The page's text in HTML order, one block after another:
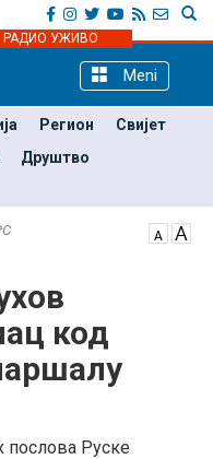
РАДИО УЖИВО
Meni
Регион
Свијет
Друштво
код
послова Руске